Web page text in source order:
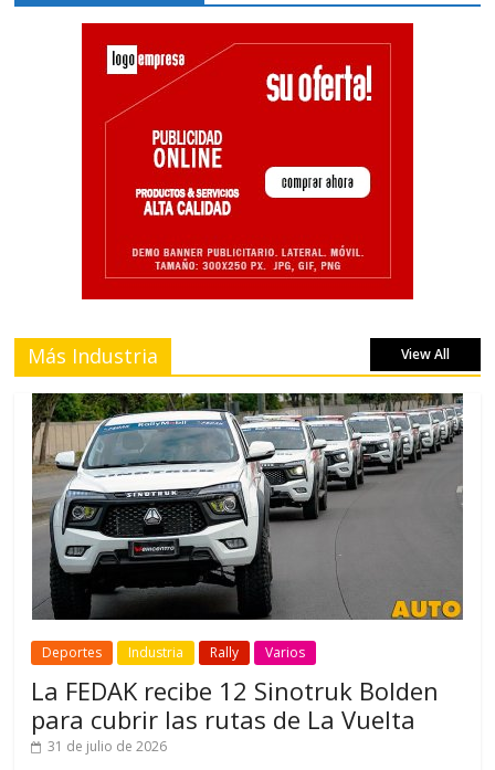
Más Industria View All
Deportes Industria Rally Varios
La FEDAK recibe 12 Sinotruk Bolden
para cubrir las rutas de La Vuelta
31 de julio de 2026